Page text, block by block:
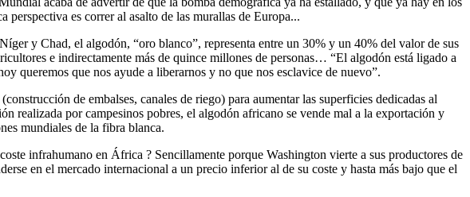
perspectiva es correr al asalto de las murallas de Europa...
y Chad, el algodón, “oro blanco”, representa entre un 30% y un 40% del valor de sus
e indirectamente más de quince millones de personas… “El algodón está ligado a
queremos que nos ayude a liberarnos y no que nos esclavice de nuevo”.
de embalses, canales de riego) para aumentar las superficies dedicadas al
realizada por campesinos pobres, el algodón africano se vende mal a la exportación y
mundiales de la fibra blanca.
infrahumano en África ? Sencillamente porque Washington vierte a sus productores de
en el mercado internacional a un precio inferior al de su coste y hasta más bajo que el